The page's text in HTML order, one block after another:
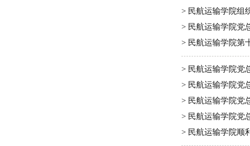
> 民航运输学院组
> 民航运输学院党
> 民航运输学院第
> 民航运输学院党
> 民航运输学院党
> 民航运输学院党
> 民航运输学院党
> 民航运输学院顺